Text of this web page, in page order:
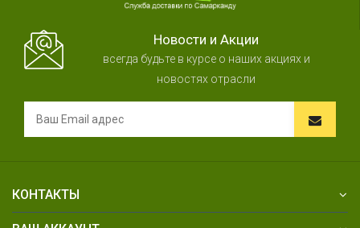
Новости и Акции
всегда будьте в курсе о наших акциях и
новостях отрасли
КОНТАКТЫ